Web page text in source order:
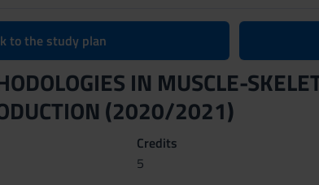
to the study plan
IN MUSCLE-
(2020/2021)
Credits
5